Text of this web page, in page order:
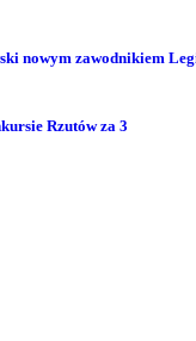
nowym zawodnikiem
Rzutów za 3